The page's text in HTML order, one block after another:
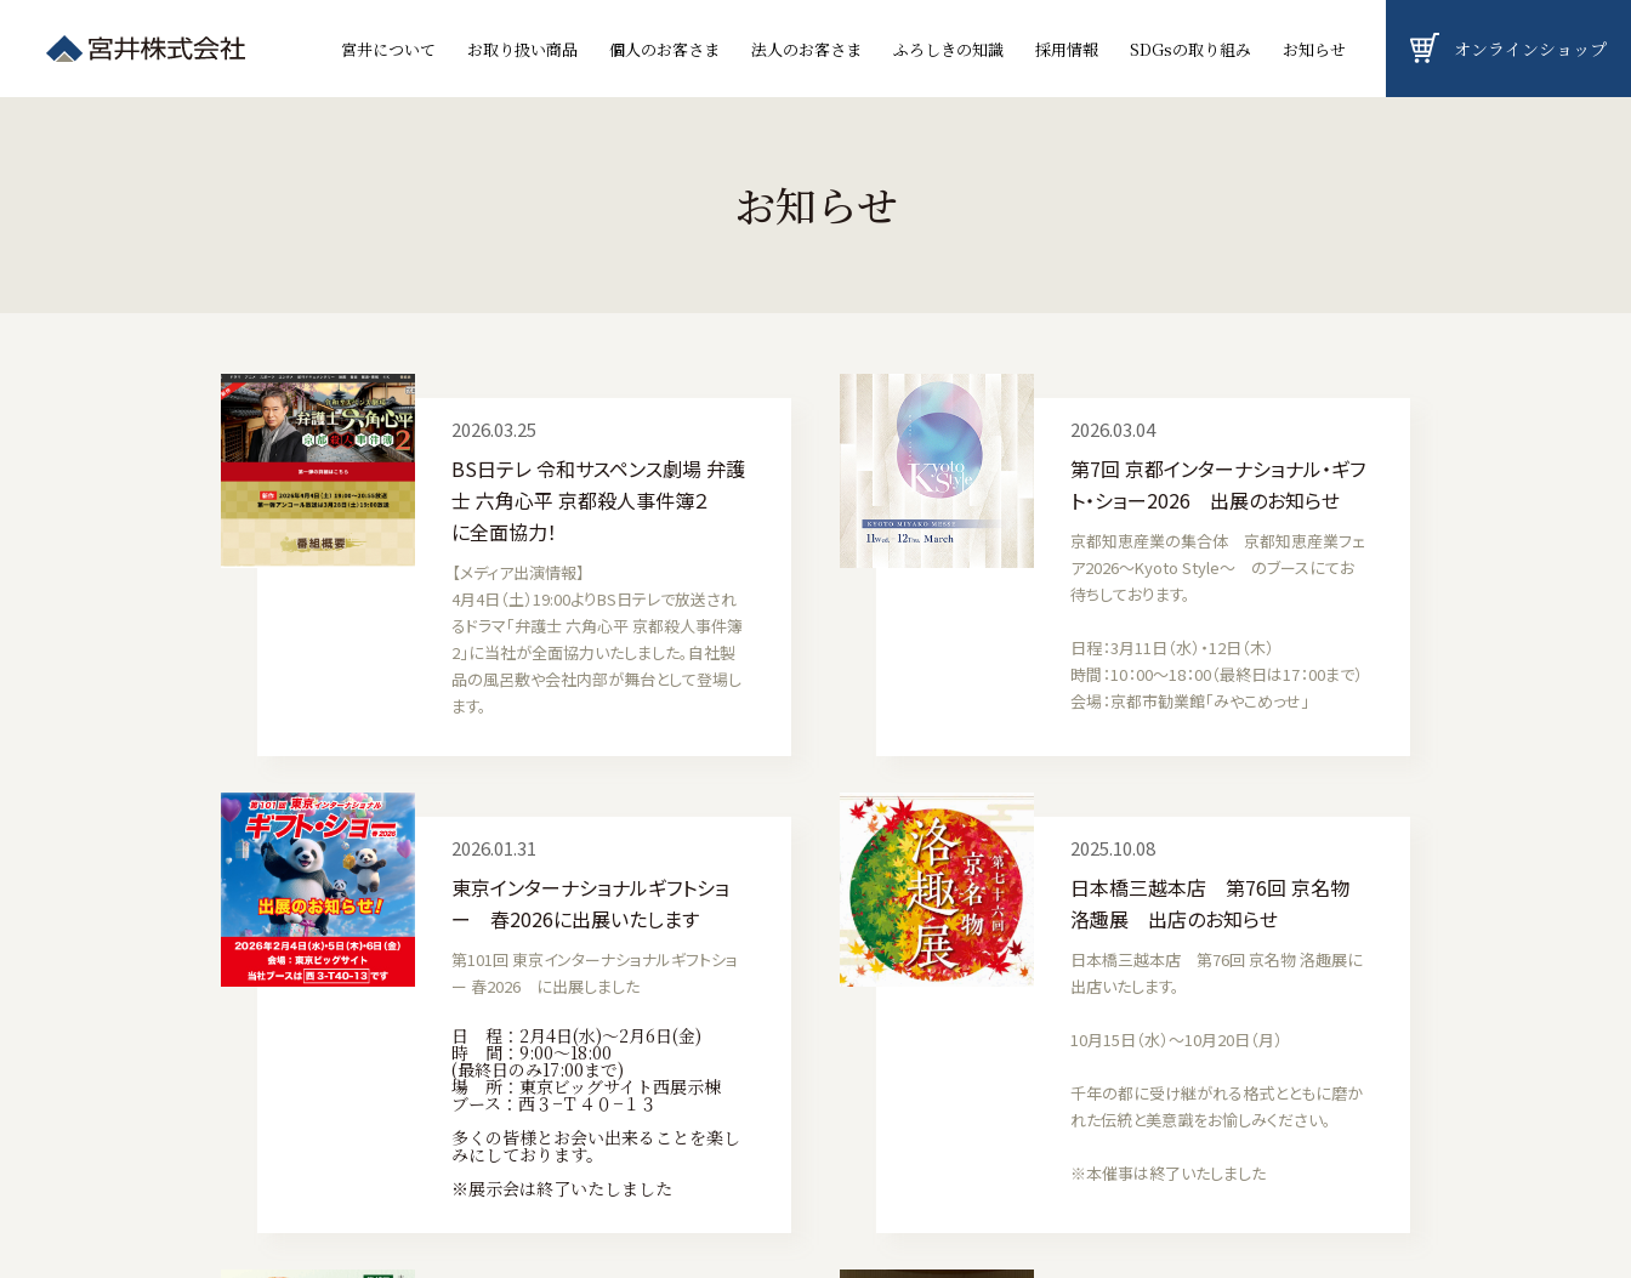
宮井について お取り扱い商品 個人のお客さま 法人のお客さま ふろしきの知識 採用情報 SDGsの取り組み お知らせ オンラインショップ
お知らせ
2026.03.25
BS日テレ 令和サスペンス劇場 弁護
士 六角心平 京都殺人事件簿２
に全面協力！
【メディア出演情報】
4月4日（土）19:00よりBS日テレで放送され
るドラマ「弁護士 六角心平 京都殺人事件簿
2」に当社が全面協力いたしました。自社製
品の風呂敷や会社内部が舞台として登場し
ます。
2026.03.04
第7回 京都インターナショナル・ギフ
ト・ショー2026 出展のお知らせ
京都知恵産業の集合体 京都知恵産業フェ
ア2026～Kyoto Style～ のブースにてお
待ちしております。
日程：3月11日（水）・12日（木）
時間：10：00～18：00（最終日は17：00まで）
会場：京都市勧業館「みやこめっせ」
2026.01.31
東京インターナショナルギフトショ
ー 春2026に出展いたします
第101回 東京インターナショナルギフトショ
ー 春2026 に出展しました
日 程：2月4日(水)～2月6日(金)
時 間：9:00～18:00
(最終日のみ17:00まで)
場 所：東京ビッグサイト西展示棟
ブース：西３−Ｔ４０−１３
多くの皆様とお会い出来ることを楽し
みにしております。
※展示会は終了いたしました
2025.10.08
日本橋三越本店 第76回 京名物
洛趣展 出店のお知らせ
日本橋三越本店 第76回 京名物 洛趣展に
出店いたします。
10月15日（水）〜10月20日（月）
千年の都に受け継がれる格式とともに磨か
れた伝統と美意識をお愉しみください。
※本催事は終了いたしました